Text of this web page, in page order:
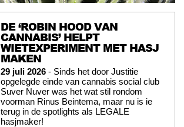
DE ‘ROBIN HOOD VAN
CANNABIS’ HELPT
WIETEXPERIMENT MET HASJ
MAKEN
29 juli 2026 - Sinds het door Justitie
opgelegde einde van cannabis social club
Suver Nuver was het wat stil rondom
voorman Rinus Beintema, maar nu is ie
terug in de spotlights als LEGALE
hasjmaker!